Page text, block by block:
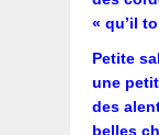
« qu’il
Petite
une
des
belles